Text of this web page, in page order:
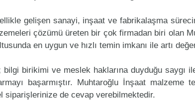
gelişen sanayi, inşaat ve fabrikalaşma
çözümü üreten bir çok firmadan biri olan
en uygun ve hızlı temin imkanı ile artı
bilgi birikimi ve meslek haklarına duyduğu saygı
başarmıştır. Muhtaroğlu İnşaat malzeme
siparişlerinize de cevap verebilmektedir.